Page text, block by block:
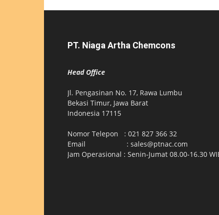
PT. Niaga Artha Chemcons
Head Office
Jl. Pengasinan No. 17, Rawa Lumbu
Bekasi Timur, Jawa Barat
Indonesia 17115
Nomor Telepon : 021 827 366 32
Email : sales@ptnac.com
Jam Operasional : Senin-Jumat 08.00-16.30